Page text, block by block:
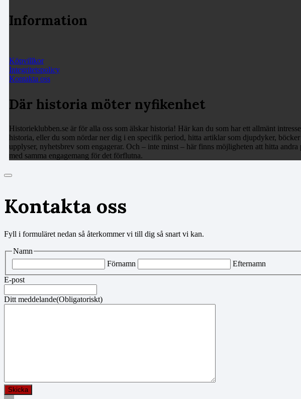
Information
Köpvillkor
Integritetspolicy
Kontakta oss
Där historia möter nyfikenhet
Historieklubben.se är för alla oss som älskar historia! Här kan du som har ett allmänt
historia, eller du som nördar ner dig i en specifik period, hitta artiklar som djupdyker,
upplyser, nyhetsbrev som engagerar. Och – inte minst – här finns möjligheten att hitta andra
med samma engagemang för det förflutna.
Kontakta oss
Fyll i formuläret nedan så återkommer vi till dig så snart vi kan.
Namn
Förnamn
Efternamn
E-post
Ditt meddelande(Obligatoriskt)
Skicka